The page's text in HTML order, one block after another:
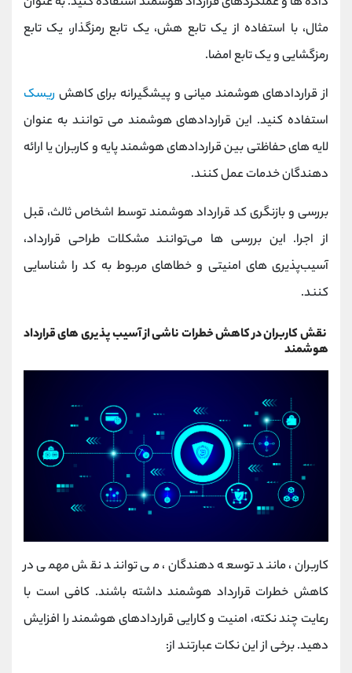
مثال، با استفاده از یک تابع هش، یک تابع رمزگذار، یک تابع
رمزگشایی و یک تابع امضا.
از قراردادهای هوشمند میانی و پیشگیرانه برای کاهش ریسک
استفاده کنید. این قراردادهای هوشمند می توانند به عنوان
لایه های حفاظتی بین قراردادهای هوشمند پایه و کاربران یا ارائه
دهندگان خدمات عمل کنند.
بررسی و بازنگری کد قرارداد هوشمند توسط اشخاص ثالث، قبل
از اجرا. این بررسی‌ ها می‌توانند مشکلات طراحی قرارداد،
آسیب‌پذیری‌ های امنیتی و خطاهای مربوط به کد را شناسایی
کنند.
نقش کاربران در کاهش خطرات ناشی از آسیب پذیری های قرارداد
هوشمند
کاربران، مانند توسعه دهندگان، می توانند نقش مهمی در
کاهش خطرات قرارداد هوشمند داشته باشند. کافی است با
رعایت چند نکته، امنیت و کارایی قراردادهای هوشمند را افزایش
دهید. برخی از این نکات عبارتند از: